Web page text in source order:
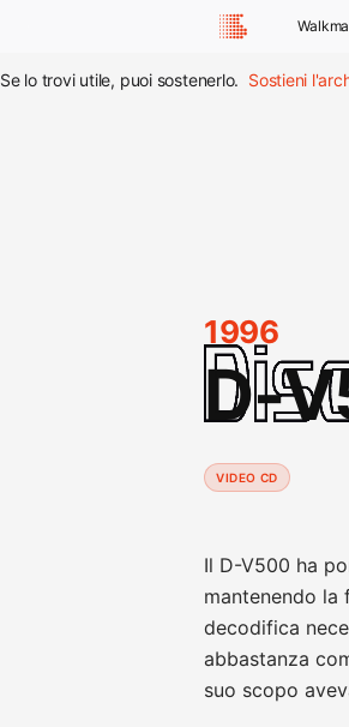
Se lo trovi utile, puoi sostenerlo. Sostieni
1996
D-
VIDEO CD
Il D-V500 ha
mantenendo
decodifica
abbastanza
suo scopo